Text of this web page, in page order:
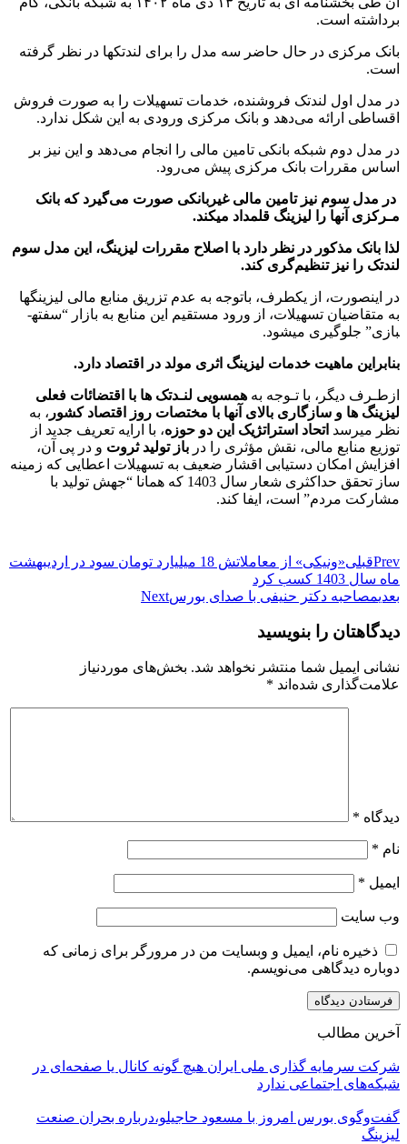
برداشته است.
بانک مرکزی در حال حاضر سه مدل را برای لندتک­ها در نظر گرفته
است.
در مدل اول لندتک فروشنده، خدمات تسهیلات را به صورت فروش
اقساطی ارائه می‌دهد و بانک مرکزی ورودی به این شکل ندارد.
در مدل دوم شبکه بانکی تامین مالی را انجام می‌دهد و این نیز بر
اساس مقررات بانک مرکزی پیش می‌رود.
در مدل سوم نیز تامین مالی غیربانکی صورت می‌گیرد که بانک
مـرکزی آنها را لیزینگ قلمداد می­کند.
لذا بانک مذکور در نظر دارد با اصلاح مقررات لیزینگ، این مدل سوم
لندتک را نیز تنظیم‌گری کند.
در اینصورت، از یکطرف، باتوجه به عدم تزریق منابع مالی لیزینگ­ها
به متقاضیان تسهیلات، از ورود مستقیم این منابع به بازار “سفته­
بازی” جلوگیری می­شود.
بنابراین ماهیت خدمات لیزینگ اثری مولد در اقتصاد دارد.
ازطـرف دیگر، با تـوجه به همسویی لنـدتک­ ها با اقتضائات فعلی
لیزینگ­ ها و سازگاری بالای آن­ها با مختصات روز اقتصاد کشور ، به
نظر می­رسد اتحاد استراتژیک این دو حوزه، با ارایه تعریف جدید از
توزیع منابع مالی، نقش مؤثری را در باز تولید ثروت و در پی آن،
افزایش امکان دستیابی اقشار ضعیف به تسهیلات اعطایی که زمینه
ساز تحقق حداکثری شعار سال 1403 که همانا “جهش تولید با
مشارکت مردم” است، ایفا کند.
Prevقبلی
«ونیکی» از معاملاتش 18 میلیارد تومان سود در اردیبهشت
ماه سال 1403 کسب کرد
بعدیمصاحبه دکتر حنیفی با صدای بورسNext
دیدگاهتان را بنویسید
نشانی ایمیل شما منتشر نخواهد شد. بخش‌های موردنیاز
علامت‌گذاری شده‌اند *
دیدگاه *
نام *
ایمیل *
وب‌ سایت
ذخیره نام، ایمیل و وبسایت من در مرورگر برای زمانی که
دوباره دیدگاهی می‌نویسم.
آخرین مطالب
شرکت سرمایه گذاری ملی ایران هیچ گونه کانال یا صفحه‌ای در
شبکه‌های اجتماعی ندارد
گفت‌وگوی بورس امروز با مسعود حاجیلو،درباره بحران صنعت
لیزینگ